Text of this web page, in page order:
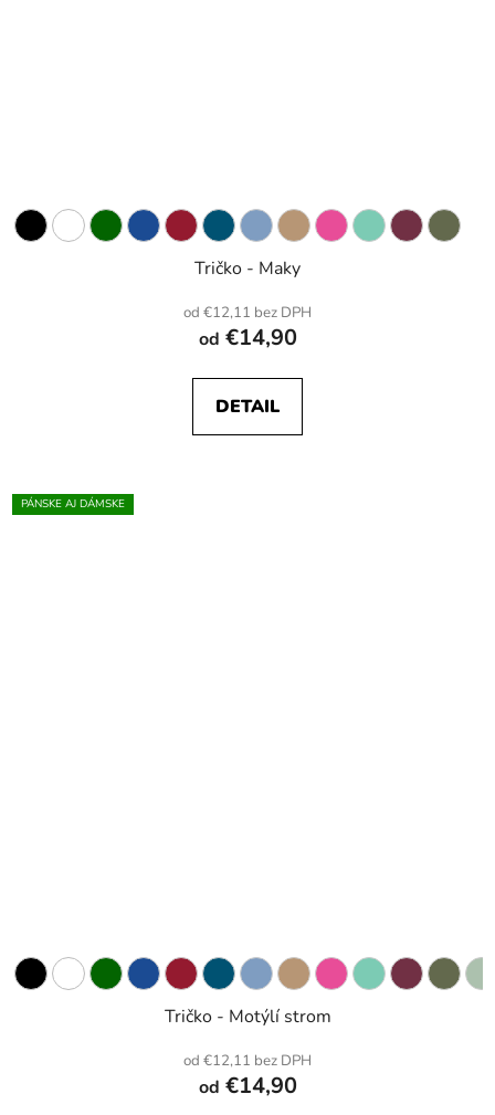
Tričko - Maky
od €12,11 bez DPH
od €14,90
DETAIL
PÁNSKE AJ DÁMSKE
Tričko - Motýlí strom
od €12,11 bez DPH
od €14,90